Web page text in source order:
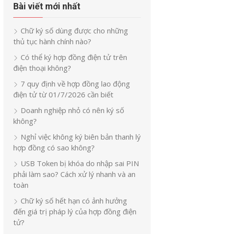
Bài viết mới nhất
Chữ ký số dùng được cho những
thủ tục hành chính nào?
Có thể ký hợp đồng điện tử trên
điện thoại không?
7 quy định về hợp đồng lao động
điện tử từ 01/7/2026 cần biết
Doanh nghiệp nhỏ có nên ký số
không?
Nghỉ việc không ký biên bản thanh lý
hợp đồng có sao không?
USB Token bị khóa do nhập sai PIN
phải làm sao? Cách xử lý nhanh và an
toàn
Chữ ký số hết hạn có ảnh hưởng
đến giá trị pháp lý của hợp đồng điện
tử?